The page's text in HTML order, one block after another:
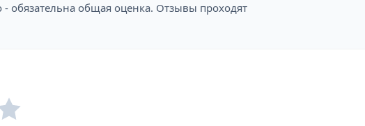
- обязательна общая оценка. Отзывы проходят